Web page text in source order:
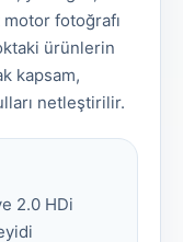
fotoğrafı
ürünlerin
kapsam,
netleştirilir.
2.0 HDi